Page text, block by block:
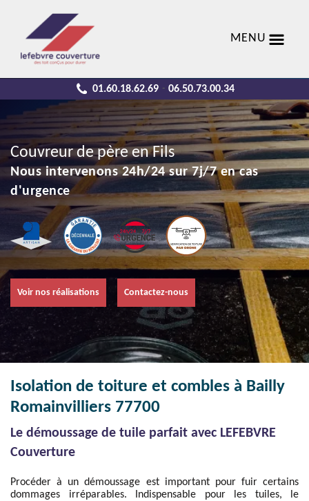
MENU
01.60.18.62.69 - 06.50.73.00.34
Couvreur de père en Fils
Nous intervenons 24h/24 sur 7j/7 en cas
d'urgence
Voir nos réalisations Contactez-nous
Isolation de toiture et combles à Bailly
Romainvilliers 77700
Le démoussage de tuile parfait avec LEFEBVRE
Couverture
Procéder à un démoussage est important pour fuir certains
dommages irréparables. Indispensable pour les tuiles, le